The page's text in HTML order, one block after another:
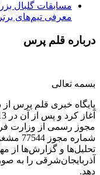
مسابقات گلبال
معرفی تیم‌های
درباره قلم پرس
بسمه تعالی
مجوز رسمی از وزارت
شماره
تحلیل‌ها و گزارش‌ها از
آذربایجان‌شرقی را به
دهد.